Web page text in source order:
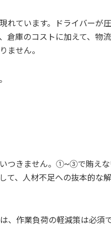
れています。ドライバーが圧
倉庫のコストに加えて、物
ません。
いつきません。①~③で賄えな
て、人材不足への抜本的な解
、作業負荷の軽減策は必須